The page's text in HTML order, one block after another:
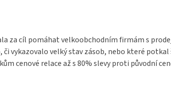
k
v
ý
za cíl pomáhat velkoobchodním firmám s
vykazovalo velký stav zásob, nebo které potkal
cenové relace až s 80% slevy proti původní